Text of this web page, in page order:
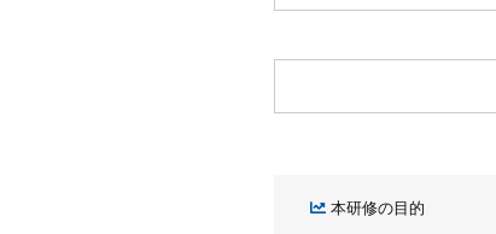
本研修の目的